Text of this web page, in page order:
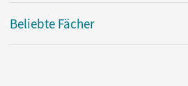
Beliebte Fächer